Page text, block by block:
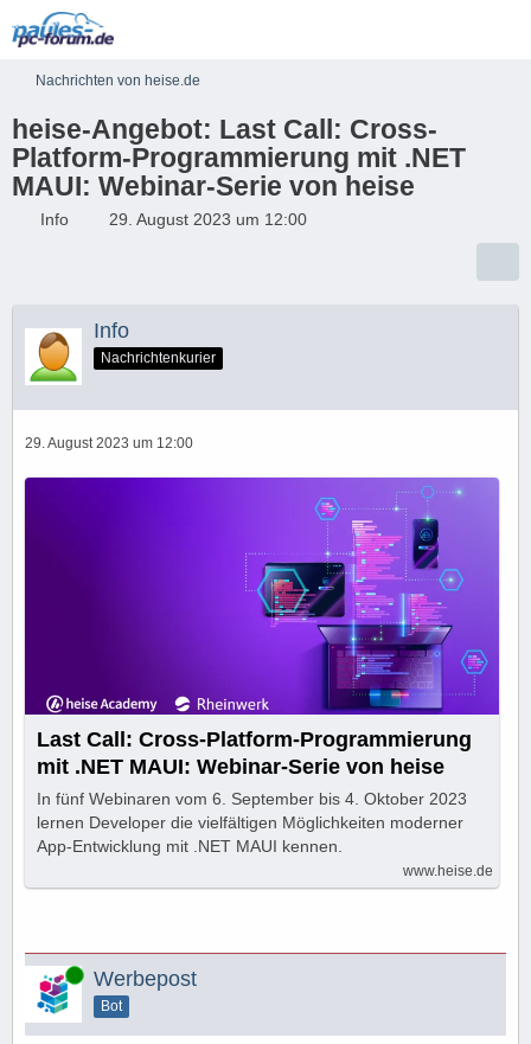
Nachrichten von heise.de
heise-Angebot: Last Call: Cross-
Platform-Programmierung mit .NET
MAUI: Webinar-Serie von heise
Info 29. August 2023 um 12:00
Info
Nachrichtenkurier
29. August 2023 um 12:00
Last Call: Cross-Platform-Programmierung
mit .NET MAUI: Webinar-Serie von heise
In fünf Webinaren vom 6. September bis 4. Oktober 2023
lernen Developer die vielfältigen Möglichkeiten moderner
App-Entwicklung mit .NET MAUI kennen.
www.heise.de
Online Werbepost
Bot